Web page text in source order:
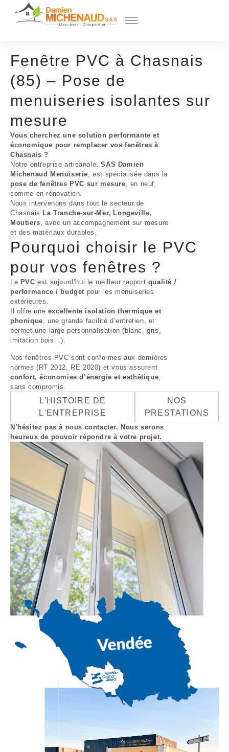
Fenêtre PVC à Chasnais
(85) – Pose de
menuiseries isolantes sur
mesure
Vous cherchez une solution performante et
économique pour remplacer vos fenêtres à
Chasnais ?
Notre entreprise artisanale,SAS Damien
Michenaud Menuiserie, est spécialisée dans la
pose de fenêtres PVC sur mesure, en neuf
comme en rénovation.
Nous intervenons dans tout le secteur de
Chasnais La Tranche-sur-Mer, Longeville,
Moutiers, avec un accompagnement sur mesure
et des matériaux durables.
Pourquoi choisir le PVC
pour vos fenêtres ?
Le PVC est aujourd’hui le meilleur rapport qualité /
performance / budget pour les menuiseries
extérieures.
Il offre une excellente isolation thermique et
phonique, une grande facilité d’entretien, et
permet une large personnalisation (blanc, gris,
imitation bois…).
Nos fenêtres PVC sont conformes aux dernières
normes (RT 2012, RE 2020) et vous assurent
confort, économies d’énergie et esthétique,
sans compromis.
L'HISTOIRE DE
L'ENTREPRISE
NOS
PRESTATIONS
N’hésitez pas à nous contacter. Nous serons
heureux de pouvoir répondre à votre projet.